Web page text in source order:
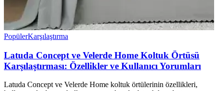
PopülerKarşılaştırma
Latuda Concept ve Velerde Home Koltuk Örtüsü
Karşılaştırması: Özellikler ve Kullanıcı Yorumları
Latuda Concept ve Velerde Home koltuk örtülerinin özellikleri,